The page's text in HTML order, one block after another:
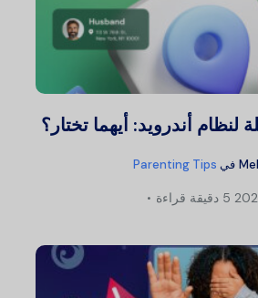
لنظام أندرويد: أيهما تختار؟
في Parenting Tips
5 دقيقة قراءة